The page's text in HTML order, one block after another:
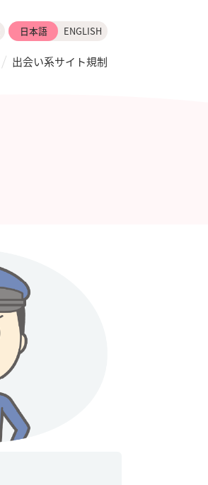
日本語 ENGLISH
出会い系サイト規制